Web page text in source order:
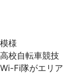
様
校自転車競技
Fi隊がエリア